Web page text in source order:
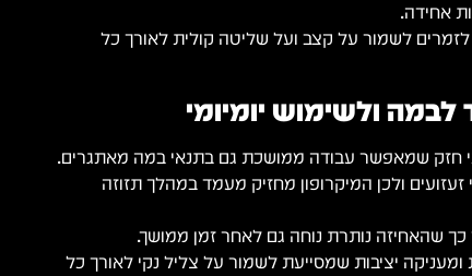
אחידה.
לשמור על קצב ועל שליטה קולית לאורך כל
לבמה ולשימוש יומיומי
ולכן המיקרופון מחזיק מעמד במהלך תזוזה
כך שהאחיזה נותרת נוחה גם לאחר זמן ממושך.
ומעניקה יציבות שמסייעת לשמור על צליל נקי לאורך כל